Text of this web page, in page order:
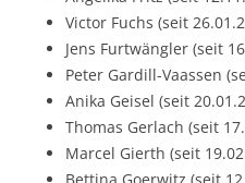
Victor Fuchs (seit
Jens Furtwängler (seit
Peter Gardill-Vaassen
Anika Geisel (seit
Thomas Gerlach (seit
Marcel Gierth (seit